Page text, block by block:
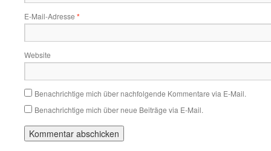
E-Mail-Adresse *
Website
Benachrichtige mich über nachfolgende Kommentare via E-Mail.
Benachrichtige mich über neue Beiträge via E-Mail.